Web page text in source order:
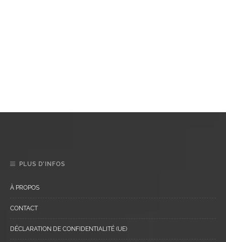
PLUS D’INFOS
À PROPOS
CONTACT
DÉCLARATION DE CONFIDENTIALITÉ (UE)